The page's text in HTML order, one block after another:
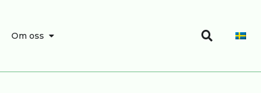
Om oss ÖPPNA OM OSS Sök